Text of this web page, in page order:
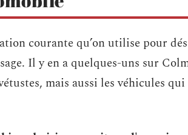
courante qu’on utilise pour
Il y en a quelques-uns sur
mais aussi les véhicules